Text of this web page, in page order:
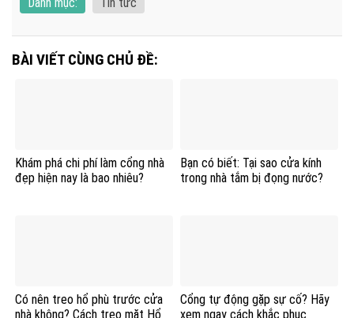
BÀI VIẾT CÙNG CHỦ ĐỀ:
Khám phá chi phí làm cổng nhà
đẹp hiện nay là bao nhiêu?
Bạn có biết: Tại sao cửa kính
trong nhà tắm bị đọng nước?
Có nên treo hổ phù trước cửa
nhà không? Cách treo mặt Hổ
Cổng tự động gặp sự cố? Hãy
xem ngay cách khắc phục